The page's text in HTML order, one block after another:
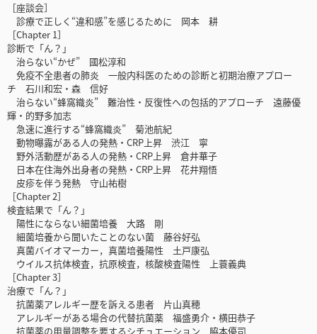
［座談会］
診療で正しく“違和感”を感じるために 岡本 耕
［Chapter 1］
診断で「ん？」
治らない“かぜ” 國松淳和
免疫不全患者の肺炎 一般内科医のための診断と初期治療アプロー
チ 石川和宏・森 信好
治らない“蜂窩織炎” 難治性・反復性への包括的アプローチ 遠藤優
輝・的野多加志
急速に進行する“蜂窩織炎” 菊池航紀
動物曝露がある人の発熱・CRP上昇 渋江 寧
野外活動歴がある人の発熱・CRP上昇 倉井華子
日本在住海外出身者の発熱・CRP上昇 花井翔悟
皮疹を伴う発熱 守山祐樹
［Chapter 2］
検査結果で「ん？」
陽性にならない細菌培養 大路 剛
細菌培養から聞いたことのない菌 藤谷好弘
真菌バイオマーカー，真菌培養陽性 土戸康弘
ウイルス抗体検査，抗原検査，核酸検査陽性 上蓑義典
［Chapter 3］
治療で「ん？」
抗菌薬アレルギー歴を訴える患者 片山真穂
アレルギーがある場合の代替抗菌薬 福盛勇介・横田恭子
抗菌薬の用量調整を要するシチュエーション 脇本優司